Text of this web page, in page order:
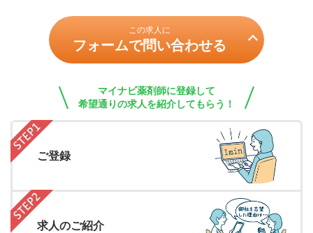
この求人に
フォームで問い合わせる
マイナビ薬剤師に登録して
希望通りの求人を紹介してもらう！
ご登録
求人のご紹介